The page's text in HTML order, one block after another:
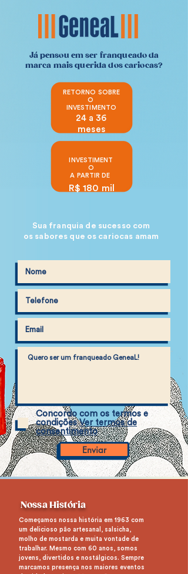
Já pensou em ser franqueado da
marca mais querida dos cariocas?
RETORNO SOBRE
O
INVESTIMENTO
24 a 36
meses
INVESTIMENT
O
A PARTIR DE
R$ 180 mil
Sua franquia de sucesso com
os sabores que os cariocas amam
Concordo com os termos e
condições Ver termos de
consentimento
Enviar
Nossa História
Começamos nossa história em 1963 com
um delicioso pão artesanal, salsicha,
molho de mostarda e muita vontade de
trabalhar. Mesmo com 60 anos, somos
jovens, divertidos e nostálgicos. Sempre
marcamos presença nos maiores eventos